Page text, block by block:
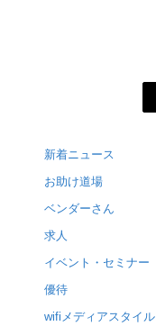
新着ニュース
お助け道場
ベンダーさん
求人
イベント・セミナー
優待
wifiメディアスタイル